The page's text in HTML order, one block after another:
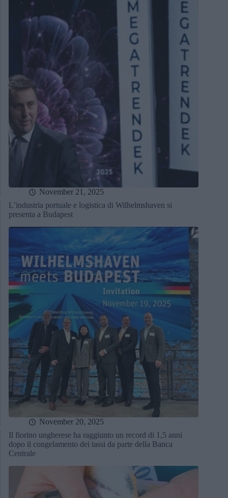
November 21, 2025
L’industria portuale e logistica di Wilhelmshaven si
presenta a Budapest
November 20, 2025
Il fiorino ungherese ha raggiunto un record di 1,5 anni
dopo il congelamento dei tassi da parte della Banca
Centrale